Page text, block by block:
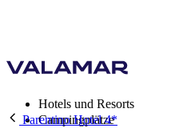
Hotels und Resorts
Campingplätze
Parentino Hotel 4*